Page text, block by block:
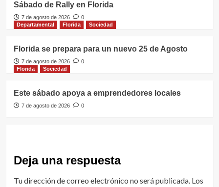
Sábado de Rally en Florida
7 de agosto de 2026
0
Departamental
Florida Sociedad
Florida se prepara para un nuevo 25 de Agosto
7 de agosto de 2026
0
Florida
Sociedad
Este sábado apoya a emprendedores locales
7 de agosto de 2026 0
Deja una respuesta
Tu dirección de correo electrónico no será publicada. Los